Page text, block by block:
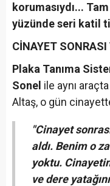
korumasıydı...
yüzünde seri katil
CİNAYET SONRASI
Plaka Tanıma
Sonel ile aynı
Altaş, o gün
"Cinayet
aldı. Benim o
yoktu.
ve dere